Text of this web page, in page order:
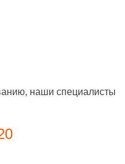
наши специалисты